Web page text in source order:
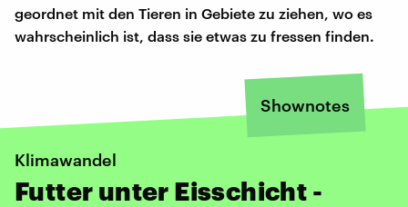
geordnet mit den Tieren in Gebiete zu ziehen, wo es
wahrscheinlich ist, dass sie etwas zu fressen finden.
Shownotes
Klimawandel
Futter unter Eisschicht -